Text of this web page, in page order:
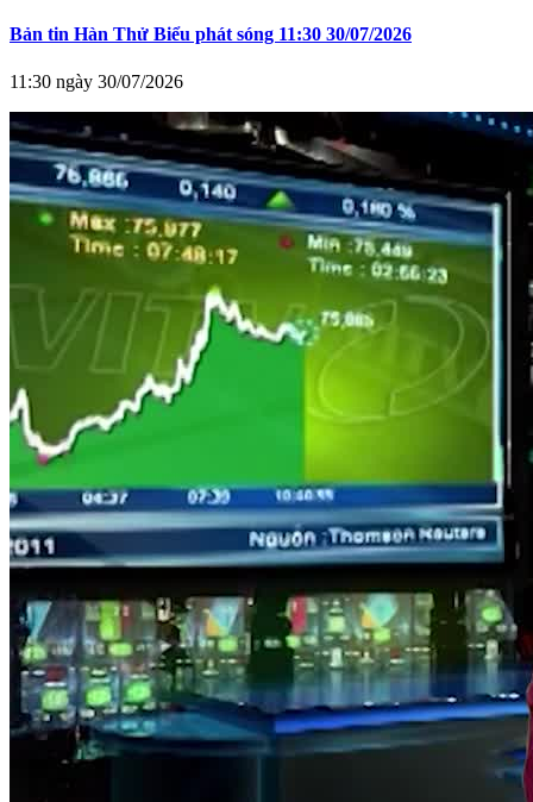
Bản tin Hàn Thử Biểu phát sóng 11:30 30/07/2026
11:30 ngày 30/07/2026